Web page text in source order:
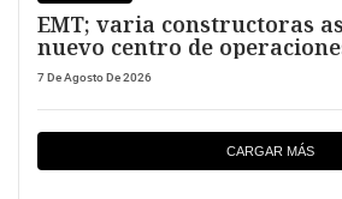
EMT; varia constructoras
nuevo centro de
7 De Agosto De 2026
CARGAR MÁS